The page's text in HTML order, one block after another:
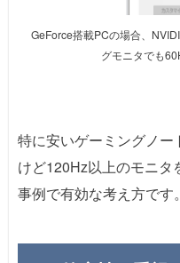
GeForce搭載PCの場合、
グモニタでも
特に安いゲーミングノ
けど120Hz以上のモニタ
事例で有効な考え方です。